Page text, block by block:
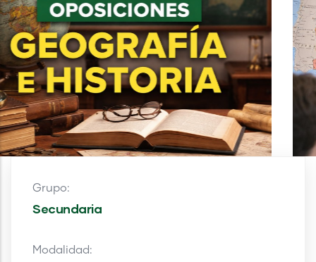
Grupo:
Secundaria
Modalidad: